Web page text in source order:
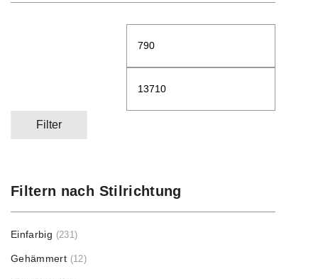
Filter
Filtern nach Stilrichtung
Einfarbig (231)
Gehämmert (12)